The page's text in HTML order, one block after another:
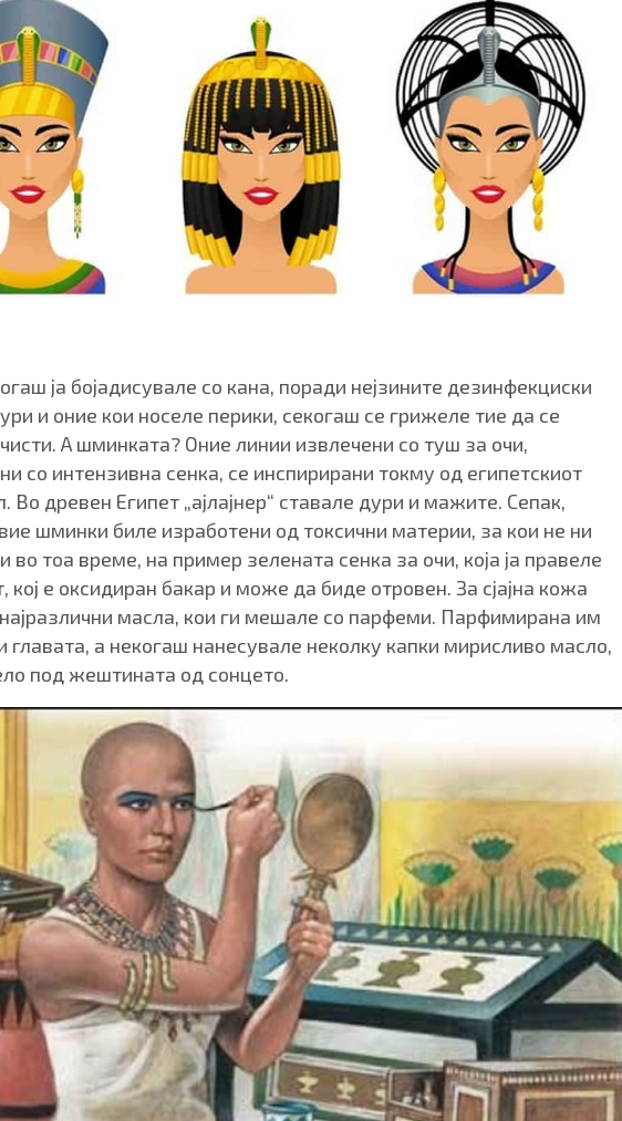
ја бојадисувале со кана, поради нејзините дезинфекциски
и оние кои носеле перики, секогаш се грижеле тие да се
А шминката? Оние линии извлечени со туш за очи,
со интензивна сенка, се инспирирани токму од египетскиот
Во древен Египет „ајлајнер“ ставале дури и мажите. Сепак,
шминки биле изработени од токсични материи, за кои не ни
во тоа време, на пример зелената сенка за очи, која ја правеле
кој е оксидиран бакар и може да биде отровен. За сјајна кожа
масла, кои ги мешале со парфеми. Парфимирана им
главата, а некогаш нанесувале неколку капки мирисливо масло,
под жештината од сонцето.